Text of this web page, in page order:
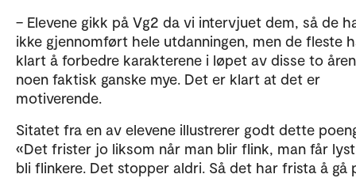
– Elevene gikk på Vg2 da vi intervjuet dem, så de
ikke gjennomført hele utdanningen, men de fleste
klart å forbedre karakterene i løpet av disse to
noen faktisk ganske mye. Det er klart at det er
motiverende.
Sitatet fra en av elevene illustrerer godt dette
«Det frister jo liksom når man blir flink, man får
bli flinkere. Det stopper aldri. Så det har frista å gå